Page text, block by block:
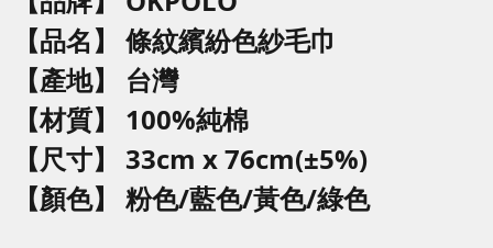
【品名】 條紋繽紛色紗毛巾
【產地】 台灣
【材質】 100%純棉
【尺寸】 33cm x 76cm(±5%)
【顏色】 粉色/藍色/黃色/綠色